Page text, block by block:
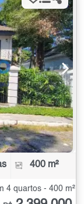
400 m²
4 quartos - 400 m²